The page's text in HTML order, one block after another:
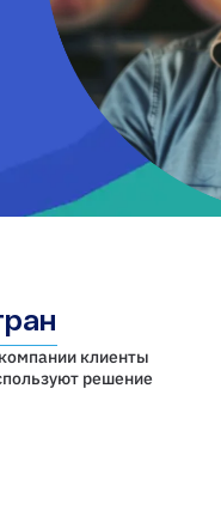
клиенты
решение